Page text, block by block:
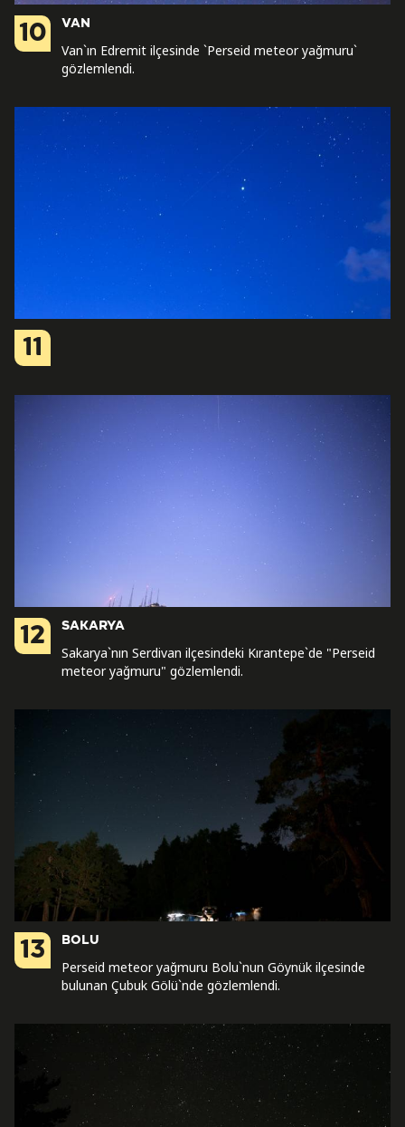
10 VAN
Van`ın Edremit ilçesinde `Perseid meteor yağmuru`
gözlemlendi.
11
12 SAKARYA
Sakarya`nın Serdivan ilçesindeki Kırantepe`de "Perseid
meteor yağmuru" gözlemlendi.
13 BOLU
Perseid meteor yağmuru Bolu`nun Göynük ilçesinde
bulunan Çubuk Gölü`nde gözlemlendi.